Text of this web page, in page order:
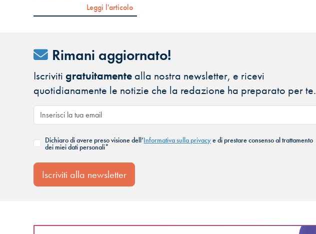
Leggi l'articolo
Rimani aggiornato!
Iscrivitigratuitamente alla nostra newsletter, e ricevi
quotidianamente le notizie che la redazione ha preparato per te.
Dichiaro di avere preso visione dell’Informativa sulla privacye di prestare consenso al trattamento
dei miei dati personali*
Iscriviti alla newsletter